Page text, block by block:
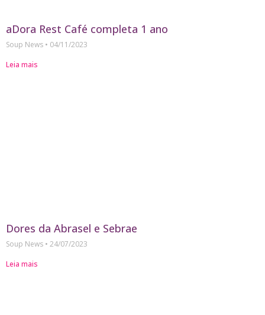
aDora Rest Café completa 1 ano
Soup News
04/11/2023
Leia mais
Dores da Abrasel e Sebrae
Soup News
24/07/2023
Leia mais